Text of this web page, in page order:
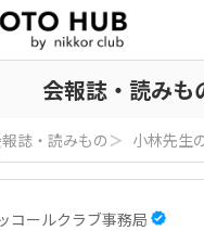
会報誌・読みも
誌・読みもの ＞ 小林先生
コールクラブ事務局